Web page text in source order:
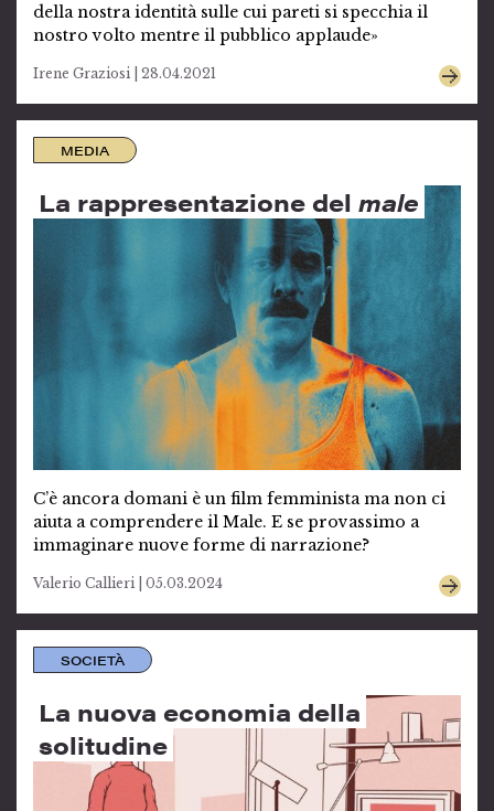
della nostra identità sulle cui pareti si specchia il
nostro volto mentre il pubblico applaude»
Irene Graziosi | 28.04.2021
MEDIA
La rappresentazione del male
C’è ancora domani è un film femminista ma non ci
aiuta a comprendere il Male. E se provassimo a
immaginare nuove forme di narrazione?
Valerio Callieri | 05.03.2024
SOCIETÀ
La nuova economia della
solitudine